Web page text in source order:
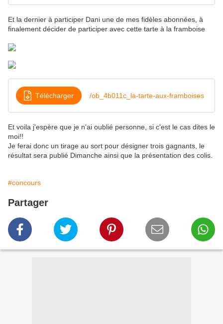
Et la dernier à participer Dani une de mes fidèles abonnées, à
finalement décider de participer avec cette tarte à la framboise
Télécharger /ob_4b011c_la-tarte-aux-framboises
Et voila j'espère que je n'ai oublié personne, si c'est le cas dites le
moi!!
Je ferai donc un tirage au sort pour désigner trois gagnants, le
résultat sera publié Dimanche ainsi que la présentation des colis.
#concours
Partager